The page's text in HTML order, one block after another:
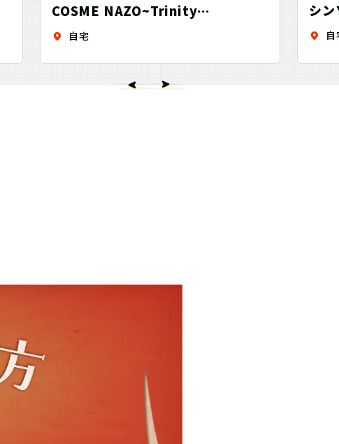
COSME NAZO~Trinity
Planets~Venus
自宅
シ
信